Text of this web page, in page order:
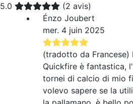
5.0
(2 avis)
Énzo Joubert
mer. 4 juin 2025
(tradotto da Francese)
Quickfire è fantastica,
tornei di calcio di mio
volevo sapere se la